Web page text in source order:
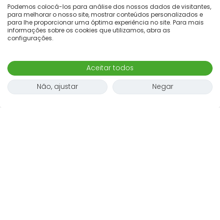
Podemos colocá-los para análise dos nossos dados de visitantes,
para melhorar o nosso site, mostrar conteúdos personalizados e
para lhe proporcionar uma óptima experiência no site. Para mais
informações sobre os cookies que utilizamos, abra as
configurações.
Aceitar todos
Não, ajustar
Negar